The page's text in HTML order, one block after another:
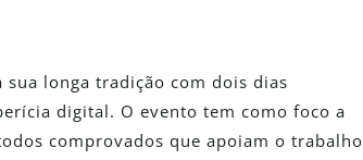
sua longa tradição com dois dias
digital. O evento tem como foco a
comprovados que apoiam o trabalho